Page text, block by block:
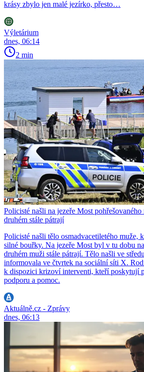
krásy zbylo jen malé jezírko, přesto…
Výletárium
dnes, 06:14
2 min
Policisté našli na jezeře Most
druhém stále pátrají
Policisté našli tělo osmadvacetiletého muže,
silné bouřky. Na jezeře Most byl v tu dobu
druhém muži stále pátrají. Tělo našli ve
informovala ve čtvrtek na sociální síti X.
k dispozici krizoví interventi, kteří poskytují
podporu a pomoc.
Aktuálně.cz - Zprávy
dnes, 06:13